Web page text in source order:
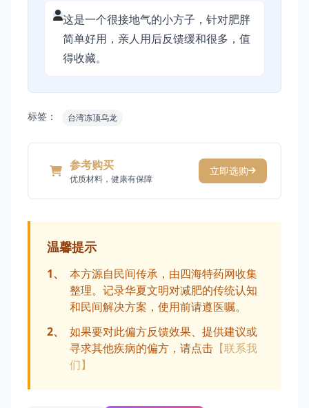
这是一个很接地气的小方子，针对肥胖
简单好用，亲人用后反馈缓和很多，值
得收藏。
标签： 台湾冻顶乌龙
参考购买
优质材料，健康有保障
立即选购
温馨提示
1、
本方源自民间传承，由四海特药网收集
整理。记录华夏文明对减肥的传统认知
和民间解决方案，使用前请遵医嘱。
2、
如果要对此偏方反馈效果、提供建议或
寻求其他疾病的偏方，请点击 【联系我
们】